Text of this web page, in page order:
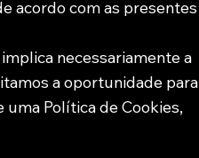
acordo com as presentes
necessariamente a
a oportunidade para
Política de Cookies,